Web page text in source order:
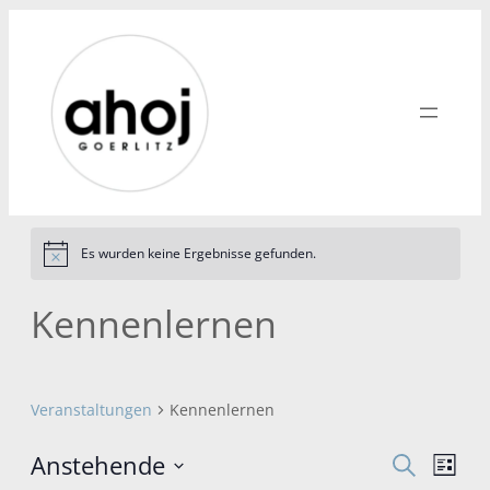
HinweisEs wurden keine Ergebnisse gefunden.
Kennenlernen
Veranstaltungen Kennenlernen
SucheListe
Anstehende